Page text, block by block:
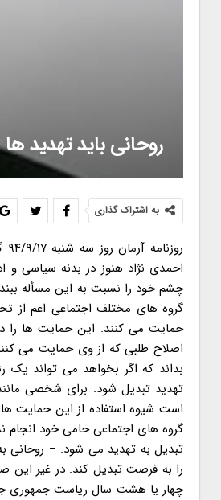
روحانی باید تهدید
به اشتراک گذاری
احمدی نژاد هنوز در بدنه سیاسی
چشم خود را نسبت به این مسأله
گروه های مختلف اجتماعی اعم از
حمایت می کنند. این حمایت ها را
اصلاح طلبی که از وی حمایت می
بداند که اگر بخواهد می تواند یک
است شیوه استفاده از این حمایت
گروه های اجتماعی حامی خود انجام
تبدیل به تهدید می شود. – روحانی
را به فرصت تبدیل کند. در غیر
چهار یا هشت سال ریاست جمهوری